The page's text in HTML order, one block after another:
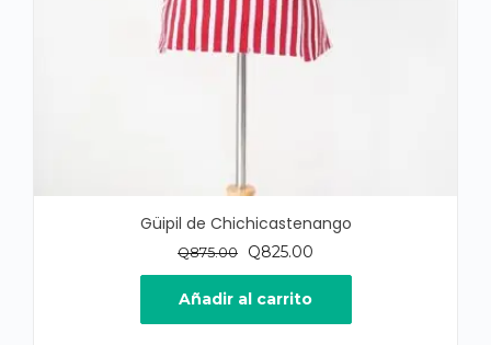
Güipil de Chichicastenango
Q875.00
El
precio
original
era:
Q825.00
precio
es:
Añadir al carrito